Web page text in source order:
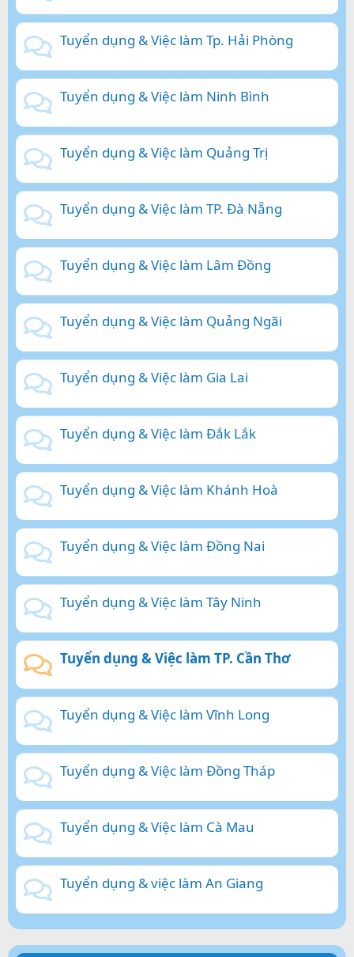
Tuyển dụng & Việc làm Tp. Hải Phòng
Tuyển dụng & Việc làm Ninh Bình
Tuyển dụng & Việc làm Quảng Trị
Tuyển dụng & Việc làm TP. Đà Nẵng
Tuyển dụng & Việc làm Lâm Đồng
Tuyển dụng & Việc làm Quảng Ngãi
Tuyển dụng & Việc làm Gia Lai
Tuyển dụng & Việc làm Đắk Lắk
Tuyển dụng & Việc làm Khánh Hoà
Tuyển dụng & Việc làm Đồng Nai
Tuyển dụng & Việc làm Tây Ninh
Tuyển dụng & Việc làm TP. Cần Thơ
Tuyển dụng & Việc làm Vĩnh Long
Tuyển dụng & Việc làm Đồng Tháp
Tuyển dụng & Việc làm Cà Mau
Tuyển dụng & việc làm An Giang